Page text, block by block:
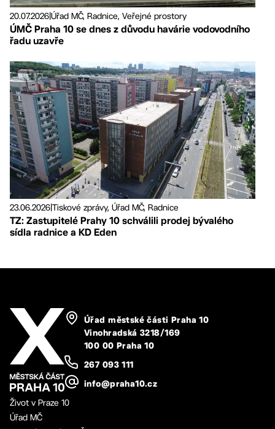
20.07.2026Úřad MČ, Radnice, Veřejné prostory
ÚMČ Praha 10 se dnes z důvodu havárie vodovodního
řadu uzavře
23.06.2026Tiskové zprávy, Úřad MČ, Radnice
TZ: Zastupitelé Prahy 10 schválili prodej bývalého
sídla radnice a KD Eden
Úřad městské části Praha 10
Vinohradská 3218/169
100 00 Praha 10
267 093 111
info@praha10.cz
Život v Praze 10
Úřad MČ